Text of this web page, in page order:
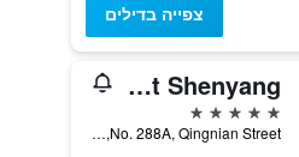
צפייה בדילים
Grand Hyatt Shenyang
5 כוכבים
No. 288A, Qingnian Street, שניאנג, סין